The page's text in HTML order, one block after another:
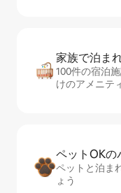
家族で泊ま
100件の宿泊
けのアメニテ
ペットOKの
ペットと泊ま
ょう